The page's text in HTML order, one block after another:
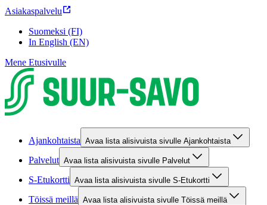
Asiakaspalvelu
Suomeksi (FI)
In English (EN)
Mene Etusivulle
Ajankohtaista Avaa lista alisivuista sivulle Ajankohtaista
Palvelut Avaa lista alisivuista sivulle Palvelut
S-Etukortti Avaa lista alisivuista sivulle S-Etukortti
Töissä meillä Avaa lista alisivuista sivulle Töissä meillä